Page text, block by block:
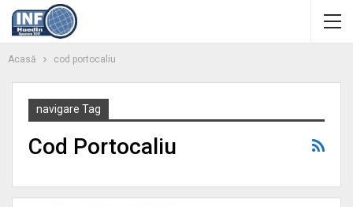
Acasă cod portocaliu
navigare Tag
Cod Portocaliu